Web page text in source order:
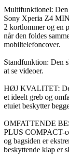
Multifunktionel: Den
Sony Xperia Z4
2 kortlommer og en
når den foldes
mobiltelefoncover.
Standfunktion: Den
at se videoer.
HØJ KVALITET:
et ideelt greb og
etuiet beskytter
OMFATTENDE
PLUS COMPACT-
og bagsiden er
beskyttende klap er